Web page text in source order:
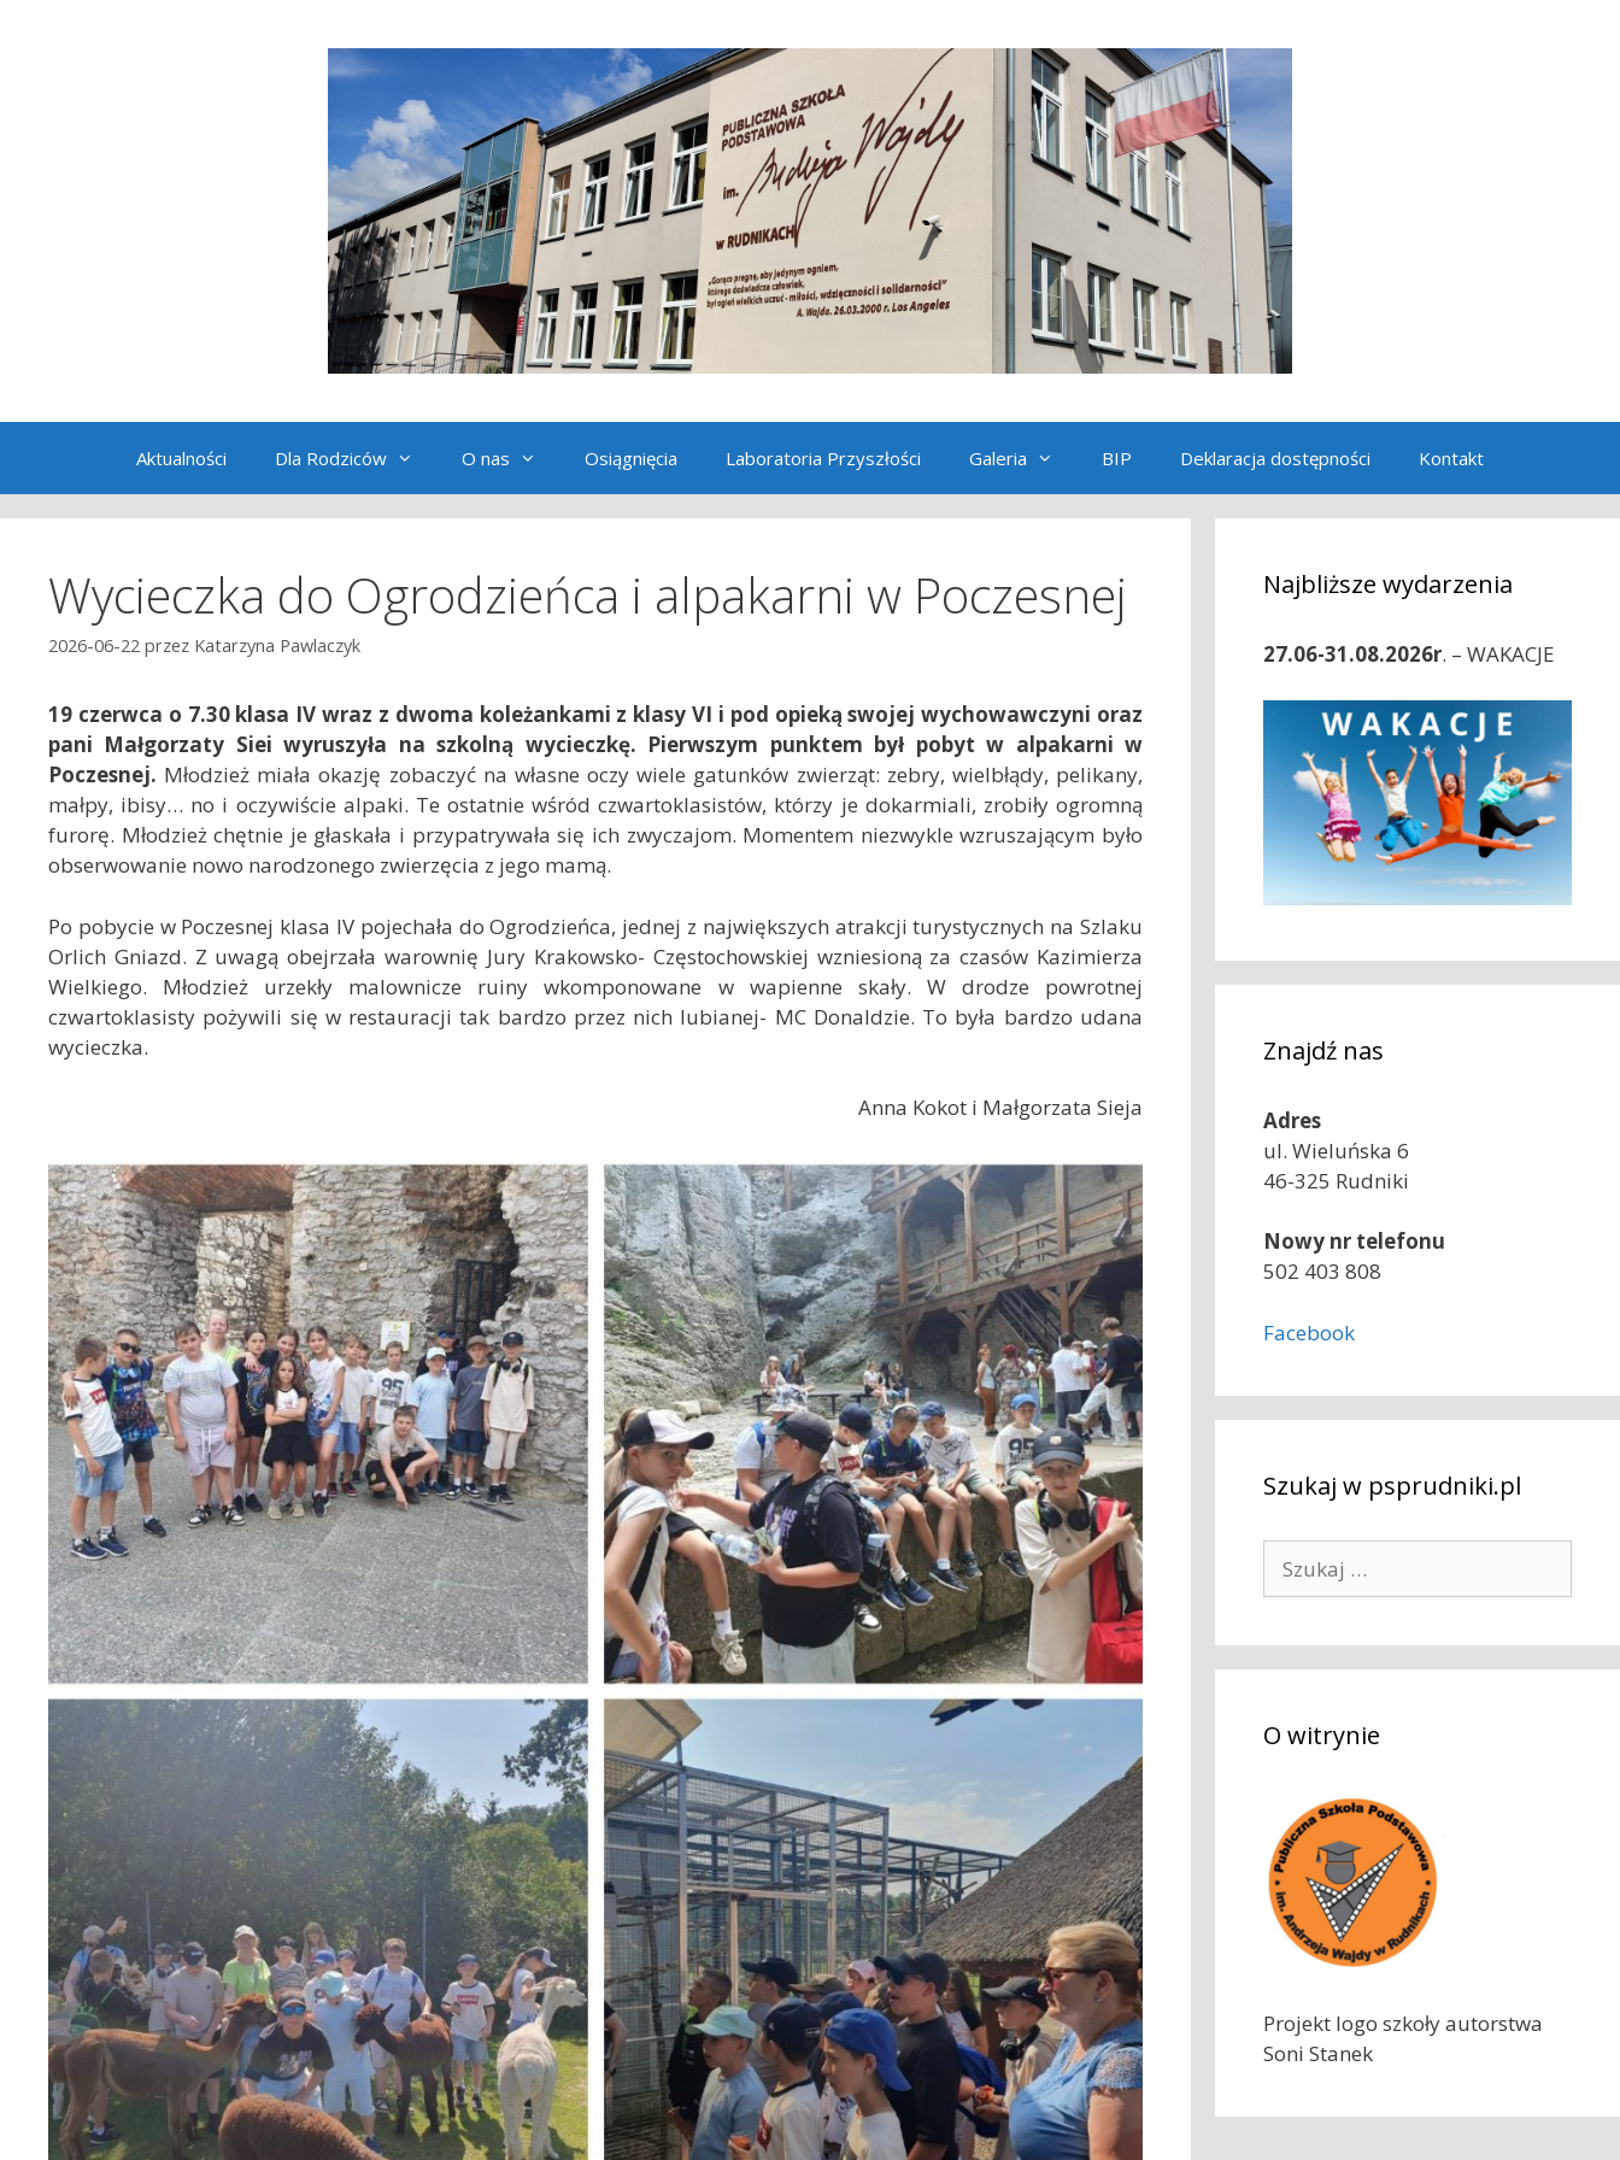
Aktualności Dla Rodziców O nas Osiągnięcia Laboratoria Przyszłości Galeria BIP Deklaracja dostępności Kontakt
Wycieczka do Ogrodzieńca i alpakarni w Poczesnej
2026-06-22 przez Katarzyna Pawlaczyk
19 czerwca o 7.30 klasa IV wraz z dwoma koleżankami z klasy VI i pod opieką swojej wychowawczyni oraz
pani Małgorzaty Siei wyruszyła na szkolną wycieczkę. Pierwszym punktem był pobyt w alpakarni w
Poczesnej. Młodzież miała okazję zobaczyć na własne oczy wiele gatunków zwierząt: zebry, wielbłądy, pelikany,
małpy, ibisy… no i oczywiście alpaki. Te ostatnie wśród czwartoklasistów, którzy je dokarmiali, zrobiły ogromną
furorę. Młodzież chętnie je głaskała i przypatrywała się ich zwyczajom. Momentem niezwykle wzruszającym było
obserwowanie nowo narodzonego zwierzęcia z jego mamą.
Po pobycie w Poczesnej klasa IV pojechała do Ogrodzieńca, jednej z największych atrakcji turystycznych na Szlaku
Orlich Gniazd. Z uwagą obejrzała warownię Jury Krakowsko- Częstochowskiej wzniesioną za czasów Kazimierza
Wielkiego. Młodzież urzekły malownicze ruiny wkomponowane w wapienne skały. W drodze powrotnej
czwartoklasisty pożywili się w restauracji tak bardzo przez nich lubianej- MC Donaldzie. To była bardzo udana
wycieczka.
Anna Kokot i Małgorzata Sieja
Najbliższe wydarzenia
27.06-31.08.2026r. – WAKACJE
Znajdź nas
Adres
ul. Wieluńska 6
46-325 Rudniki
Nowy nr telefonu
502 403 808
Facebook
Szukaj w psprudniki.pl
k
a
:O witrynie
Projekt logo szkoły autorstwa
Soni Stanek